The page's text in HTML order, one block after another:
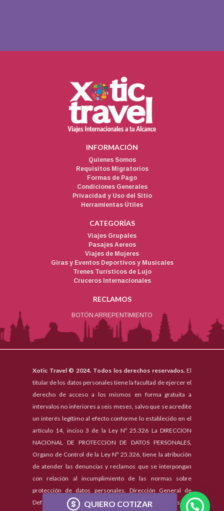
QUIERO COTIZAR
INFORMACIÓN
Quienes Somos
Requisitos Migratorios
Formas de Pago
Condiciones Generales
Privacidad y Uso del Sitio
Herramientas Útiles
CATEGORÍAS
Viajes Grupales
Pasajes Aereos
Viajes de Mujeres
Giras y Eventos Deportivos y Musicales
Trenes Turísticos de Lujo
Cruceros Internacionales
RECLAMOS
BOTÓN ARREPENTIMIENTO
Xotic Travel © 2024. Todos los derechos reservados.El
titular de los datos personales tiene la facultad de ejercer el
derecho de acceso a los mismos en forma gratuita a
intervalos no inferiores a seis meses, salvo que se acredite
un interés legítimo al efecto conforme lo establecido en el
artículo 14, inciso 3 de la Ley Nº 25.326 La DIRECCION
NACIONAL DE PROTECCION DE DATOS PERSONALES,
Organo de Control de la Ley Nº 25.326, tiene la atribución
de atender las denuncias y reclamos que se interpongan
con relación al incumplimiento de las normas sobre
protección de datos personales. Dirección General de
Defensa y Protección al Consumidor -
Consultas y/o